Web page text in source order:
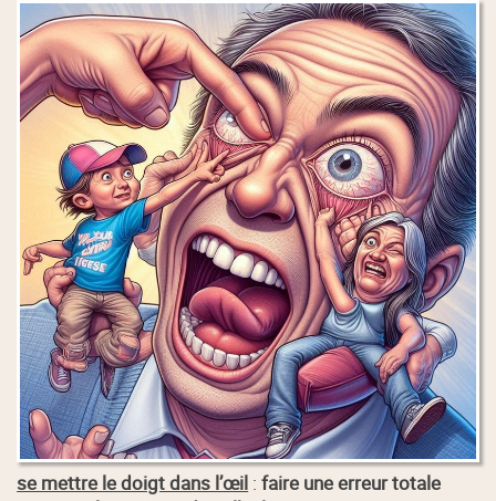
se mettre le doigt dans l’œil :faire une erreur totale